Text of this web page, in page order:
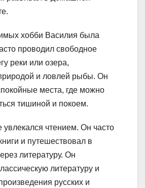
хобби Василия была
проводил свободное
реки или озера,
и ловлей рыбы. Он
места, где можно
тишиной и покоем.
увлекался чтением. Он часто
и путешествовал в
литературу. Он
литературу и
русских и